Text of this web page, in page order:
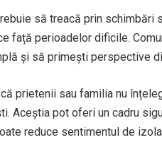
să treacă prin
față perioadelor dificile.
și să primești perspective
prietenii sau familia nu
Aceștia pot oferi un cadru
reduce sentimentul de